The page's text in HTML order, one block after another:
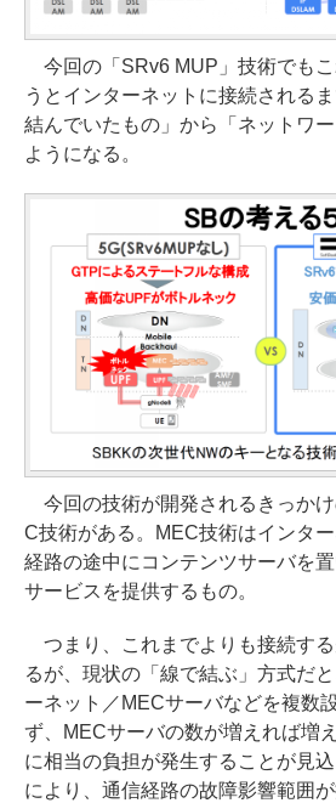
今回の「SRv6 MUP」技術でも
うとインターネットに接続される
結んでいたもの」から「ネットワー
ようになる。
今回の技術が開発されるきっか
C技術がある。MEC技術はインタ
経路の途中にコンテンツサーバを
サービスを提供するもの。
つまり、これまでよりも接続す
るが、現状の「線で結ぶ」方式だ
ーネット／MECサーバなどを複数
ず、MECサーバの数が増えれば増
に相当の負担が発生することが見
により、通信経路の故障影響範囲